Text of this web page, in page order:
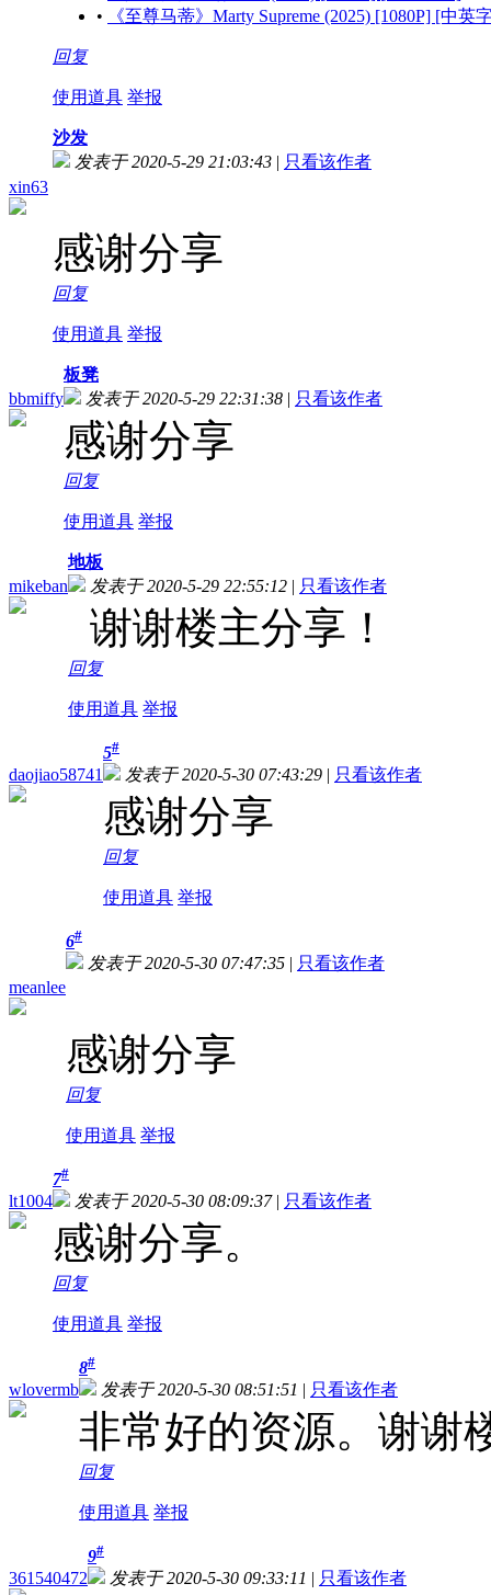
•
《至尊马蒂》Marty Supreme (2025) [1080P] [中英
回复
使用道具 举报
xin63
沙发
发表于 2020-5-29 21:03:43 | 只看该作者
感谢分享
回复
使用道具 举报
bbmiffy
板凳
发表于 2020-5-29 22:31:38 | 只看该作者
感谢分享
回复
使用道具 举报
mikeban
地板
发表于 2020-5-29 22:55:12 | 只看该作者
谢谢楼主分享！
回复
使用道具 举报
daojiao58741
5#
发表于 2020-5-30 07:43:29 | 只看该作者
感谢分享
回复
使用道具 举报
meanlee
6#
发表于 2020-5-30 07:47:35 | 只看该作者
感谢分享
回复
使用道具 举报
lt1004
7#
发表于 2020-5-30 08:09:37 | 只看该作者
感谢分享。
回复
使用道具 举报
wlovermb
8#
发表于 2020-5-30 08:51:51 | 只看该作者
非常好的资源。谢谢
回复
使用道具 举报
361540472
9#
发表于 2020-5-30 09:33:11 | 只看该作者